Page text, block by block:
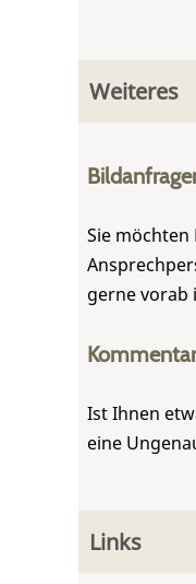
Weiteres
Sie möchten
gerne vorab
Kommentar
Ist Ihnen
eine
Links